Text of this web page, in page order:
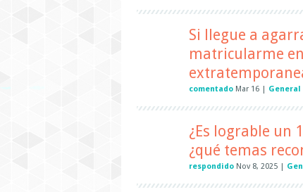
Si llegue a
matricularme
comentado Mar 16 General
¿Es lograble un
¿qué temas
respondido Nov 8, 2025